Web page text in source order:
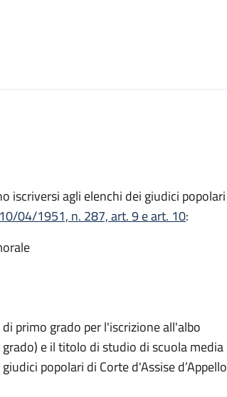
iscriversi agli elenchi dei giudici popolari
04/1951, n. 287, art. 9 e art. 10:
primo grado per l'iscrizione all'albo
e il titolo di studio di scuola media
popolari di Corte d'Assise d’Appello